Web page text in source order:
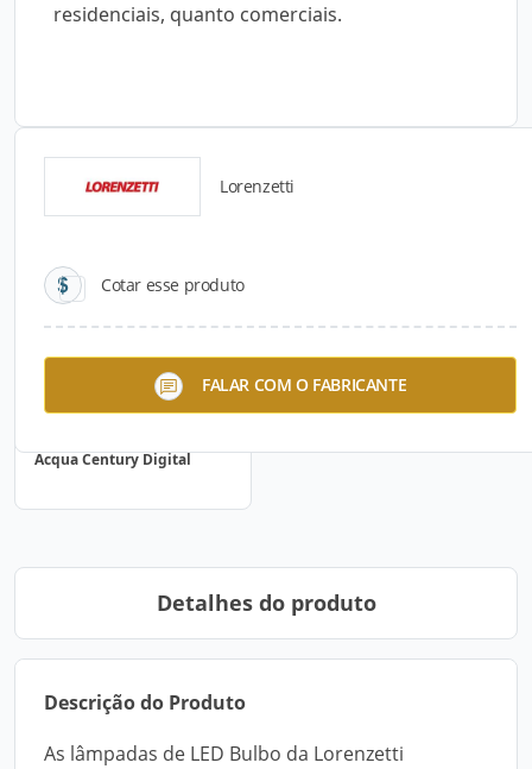
residenciais, quanto comerciais.
Lorenzetti
Cotar esse produto
FALAR COM O FABRICANTE
Catálogos para Download
Acqua Century Digital
Detalhes do produto
Descrição do Produto
As lâmpadas de LED Bulbo da Lorenzetti